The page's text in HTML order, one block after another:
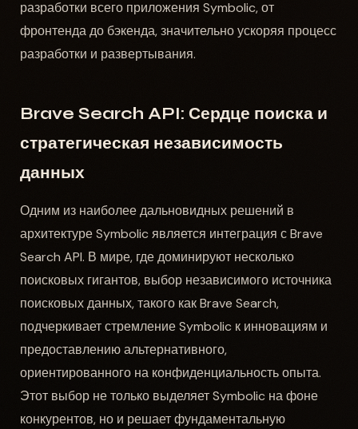
разработки всего приложения Symbolic, от
фронтенда до бэкенда, значительно ускоряя процесс
разработки и развертывания.
Brave Search API: Сердце поиска и
стратегическая независимость
данных
Одним из наиболее дальновидных решений в
архитектуре Symbolic является интеграция с Brave
Search API. В мире, где доминируют несколько
поисковых гигантов, выбор независимого источника
поисковых данных, такого как Brave Search,
подчеркивает стремление Symbolic к инновациям и
предоставлению альтернативного,
ориентированного на конфиденциальность опыта.
Этот выбор не только выделяет Symbolic на фоне
конкурентов, но и решает фундаментальную